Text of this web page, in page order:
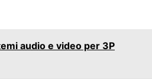
audio e video per 3P